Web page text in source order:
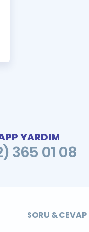
YARDIM
365 01 08
SORU & CEVAP